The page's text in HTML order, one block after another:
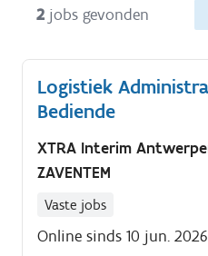
2 jobs gevonden
Logistiek
Bediende
XTRA Interim
ZAVENTEM
Vaste jobs
Online sinds 10 jun. 2026